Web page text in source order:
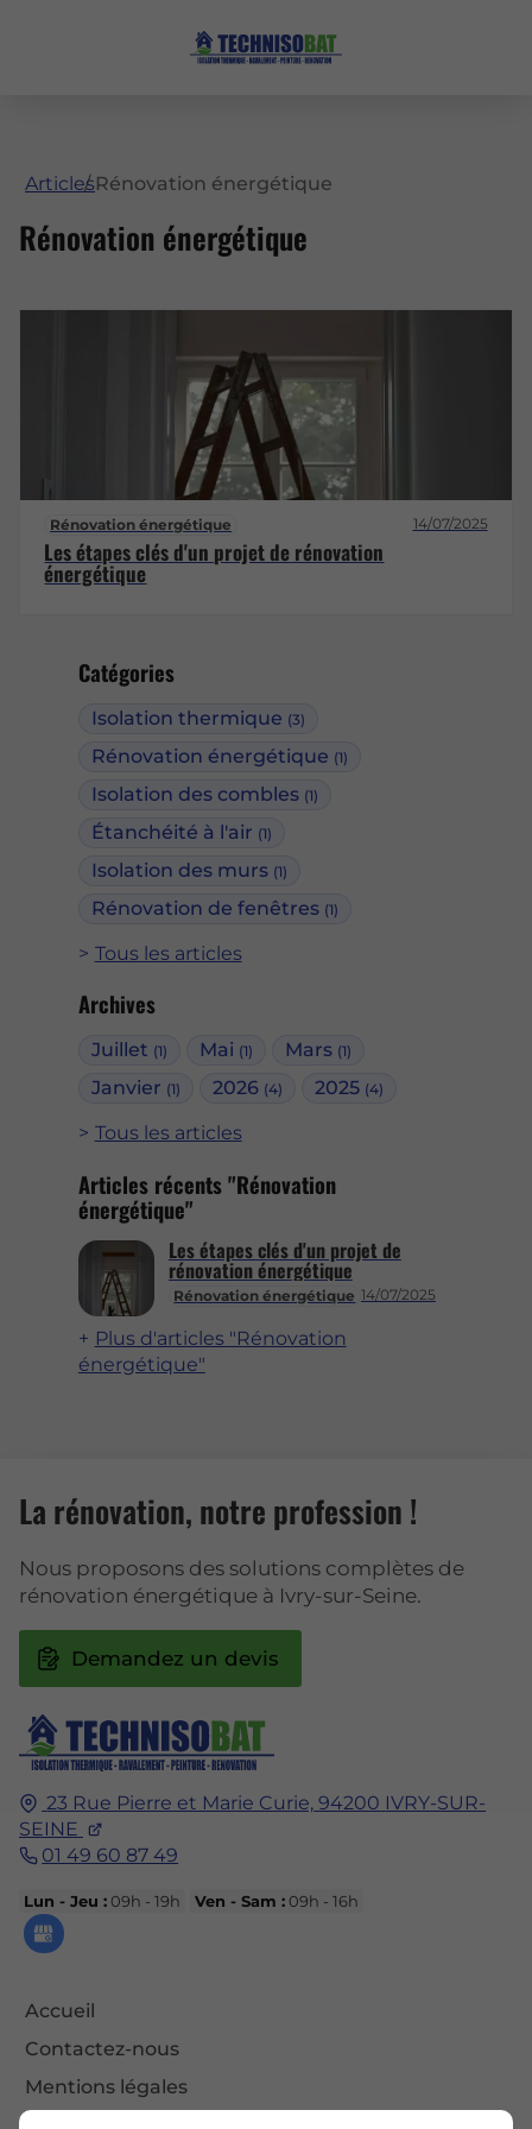
Catégories
Isolation thermique (3)
Rénovation énergétique (1)
Isolation des combles (1)
Étanchéité à l'air (1)
Isolation des murs (1)
Rénovation de fenêtres (1)
Tous les articles
Archives
Juillet (1) Mai (1) Mars (1)
Janvier (1) 2026 (4) 2025 (4)
Tous les articles
Articles récents "Rénovation
énergétique"
Rénovation énergétique 14/07/2025
Les étapes clés d'un projet de
rénovation énergétique
Plus d'articles "Rénovation
énergétique"
ArticlesRénovation énergétique
Rénovation énergétique
Rénovation énergétique 14/07/2025
Les étapes clés d'un projet de rénovation
énergétique
23 Rue Pierre et Marie Curie, 94200 IVRY-SUR-
SEINE
01 49 60 87 49
Lun - Jeu :09h - 19h Ven - Sam :09h - 16h
Accueil
Contactez-nous
Mentions légales
La rénovation, notre profession !
Nous proposons des solutions complètes de
rénovation énergétique à Ivry-sur-Seine.
Demandez un devis